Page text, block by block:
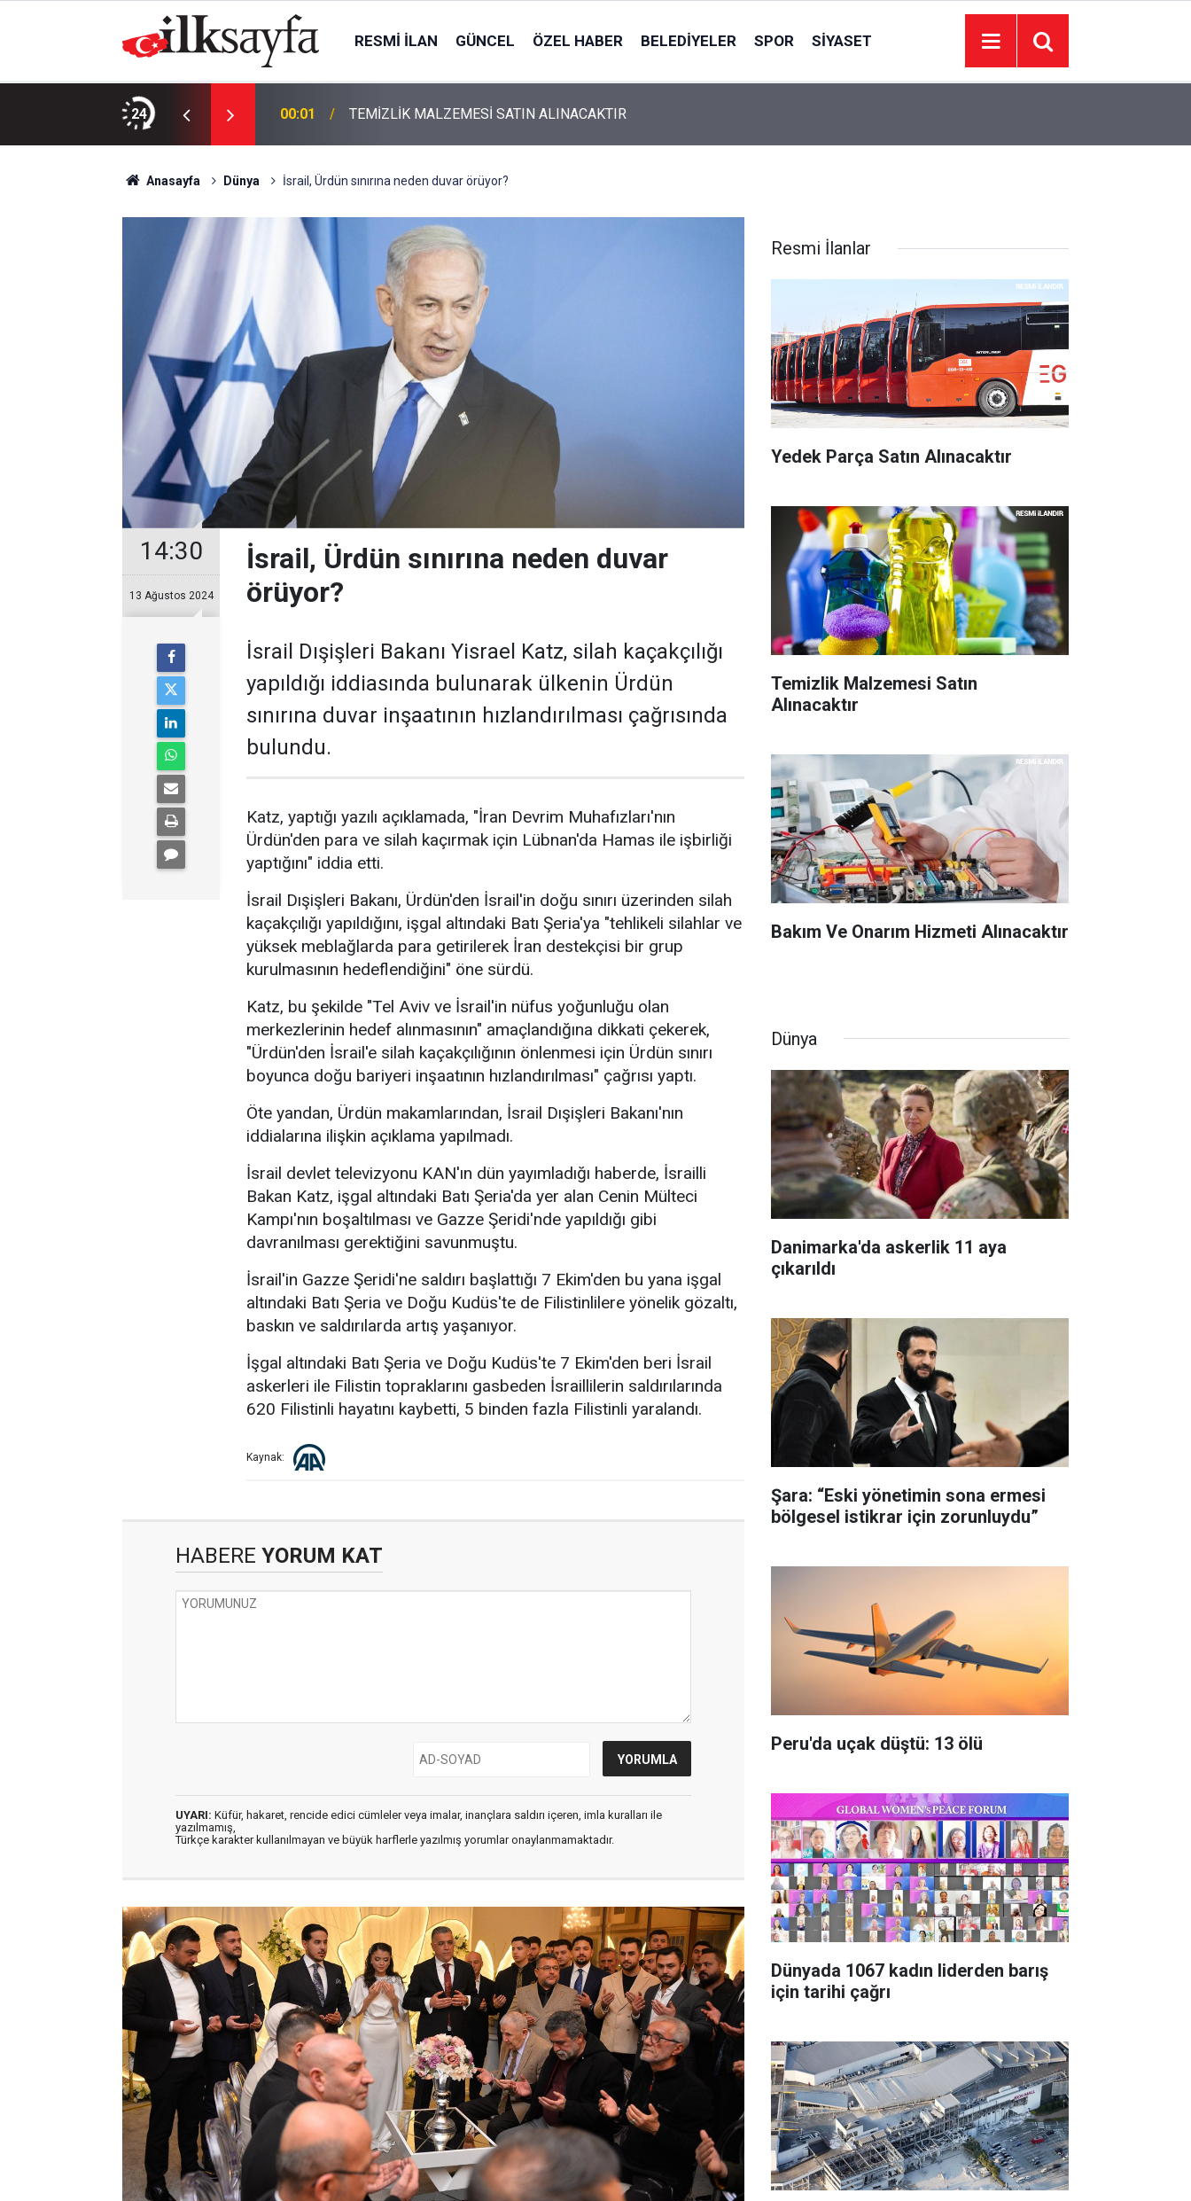
RESMI İLAN GÜNCEL ÖZEL HABER BELEDIYELER SPOR SIYASET
24 00:01 TEMİZLİK MALZEMESİ SATIN ALINACAKTIR
Anasayfa Dünya İsrail, Ürdün sınırına neden duvar örüyor?
14:30
13 Ağustos 2024
İsrail, Ürdün sınırına neden duvar
örüyor?
İsrail Dışişleri Bakanı Yisrael Katz, silah kaçakçılığı
yapıldığı iddiasında bulunarak ülkenin Ürdün
sınırına duvar inşaatının hızlandırılması çağrısında
bulundu.
Katz, yaptığı yazılı açıklamada, "İran Devrim Muhafızları'nın
Ürdün'den para ve silah kaçırmak için Lübnan'da Hamas ile işbirliği
yaptığını" iddia etti.
İsrail Dışişleri Bakanı, Ürdün'den İsrail'in doğu sınırı üzerinden silah
kaçakçılığı yapıldığını, işgal altındaki Batı Şeria'ya "tehlikeli silahlar ve
yüksek meblağlarda para getirilerek İran destekçisi bir grup
kurulmasının hedeflendiğini" öne sürdü.
Katz, bu şekilde "Tel Aviv ve İsrail'in nüfus yoğunluğu olan
merkezlerinin hedef alınmasının" amaçlandığına dikkati çekerek,
"Ürdün'den İsrail'e silah kaçakçılığının önlenmesi için Ürdün sınırı
boyunca doğu bariyeri inşaatının hızlandırılması" çağrısı yaptı.
Öte yandan, Ürdün makamlarından, İsrail Dışişleri Bakanı'nın
iddialarına ilişkin açıklama yapılmadı.
İsrail devlet televizyonu KAN'ın dün yayımladığı haberde, İsrailli
Bakan Katz, işgal altındaki Batı Şeria'da yer alan Cenin Mülteci
Kampı'nın boşaltılması ve Gazze Şeridi'nde yapıldığı gibi
davranılması gerektiğini savunmuştu.
İsrail'in Gazze Şeridi'ne saldırı başlattığı 7 Ekim'den bu yana işgal
altındaki Batı Şeria ve Doğu Kudüs'te de Filistinlilere yönelik gözaltı,
baskın ve saldırılarda artış yaşanıyor.
İşgal altındaki Batı Şeria ve Doğu Kudüs'te 7 Ekim'den beri İsrail
askerleri ile Filistin topraklarını gasbeden İsraillilerin saldırılarında
620 Filistinli hayatını kaybetti, 5 binden fazla Filistinli yaralandı.
Kaynak:
HABERE YORUM KAT
UYARI: Küfür, hakaret, rencide edici cümleler veya imalar, inançlara saldırı içeren, imla kuralları ile
yazılmamış,
Türkçe karakter kullanılmayan ve büyük harflerle yazılmış yorumlar onaylanmamaktadır.
Resmi İlanlar
Yedek Parça Satın Alınacaktır
Temizlik Malzemesi Satın
Alınacaktır
Bakım Ve Onarım Hizmeti Alınacaktır
Dünya
Danimarka'da askerlik 11 aya
çıkarıldı
Şara: “Eski yönetimin sona ermesi
bölgesel istikrar için zorunluydu”
Peru'da uçak düştü: 13 ölü
Dünyada 1067 kadın liderden barış
için tarihi çağrı